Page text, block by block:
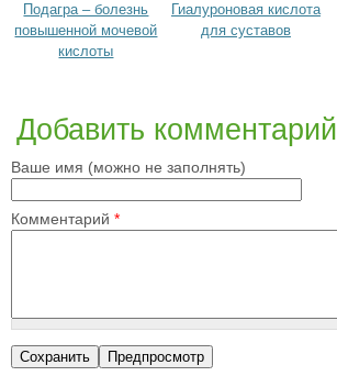
Подагра – болезнь
повышенной мочевой
кислоты
Гиалуроновая кислота
для суставов
Добавить комментарий
Ваше имя (можно не заполнять)
Комментарий *